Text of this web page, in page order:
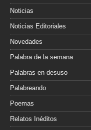
Noticias
Noticias Editoriales
Novedades
Palabra de la semana
Palabras en desuso
Palabreando
Poemas
Relatos Inéditos